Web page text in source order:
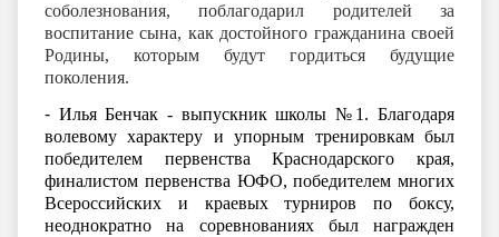
соболезнования, поблагодарил родителей за
воспитание сына, как достойного гражданина своей
Родины, которым будут гордиться будущие
поколения.
- Илья Бенчак - выпускник школы №1. Благодаря
волевому характеру и упорным тренировкам был
победителем первенства Краснодарского края,
финалистом первенства ЮФО, победителем многих
Всероссийских и краевых турниров по боксу,
неоднократно на соревнованиях был награжден